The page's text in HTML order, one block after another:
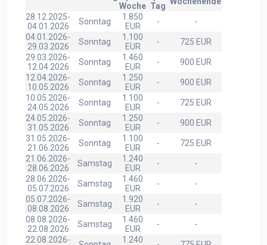
Woche Tag
28.12.2025-
04.01.2026
Sonntag
1.850
EUR
-
-
04.01.2026-
29.03.2026
Sonntag
1.100
EUR
-
725 EUR
29.03.2026-
12.04.2026
Sonntag
1.460
EUR
-
900 EUR
12.04.2026-
10.05.2026
Sonntag
1.250
EUR
-
900 EUR
10.05.2026-
24.05.2026
Sonntag
1.100
EUR
-
725 EUR
24.05.2026-
31.05.2026
Sonntag
1.250
EUR
-
900 EUR
31.05.2026-
21.06.2026
Sonntag
1.100
EUR
-
725 EUR
21.06.2026-
28.06.2026
Samstag
1.240
EUR
-
-
28.06.2026-
05.07.2026
Samstag
1.460
EUR
-
-
05.07.2026-
08.08.2026
Samstag
1.920
EUR
-
-
08.08.2026-
22.08.2026
Samstag
1.460
EUR
-
-
22.08.2026-
1.240